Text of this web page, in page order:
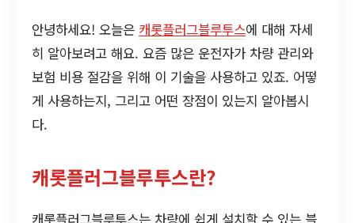
안녕하세요! 오늘은 캐롯플러그블루투스에 대해 자세
히 알아보려고 해요. 요즘 많은 운전자가 차량 관리와
보험 비용 절감을 위해 이 기술을 사용하고 있죠. 어떻
게 사용하는지, 그리고 어떤 장점이 있는지 알아봅시
다.
캐롯플러그블루투스란?
캐롯플러그블루투스는 차량에 쉽게 설치할 수 있는 블